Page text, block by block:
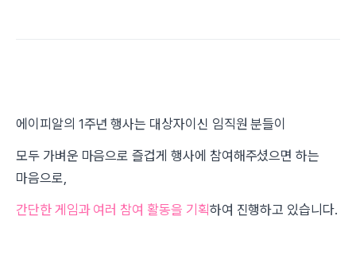
에이피알의 1주년 행사는 대상자이신 임직원 분들이
모두 가벼운 마음으로 즐겁게 행사에 참여해주셨으면 하는
마음으로,
간단한 게임과 여러 참여 활동을 기획하여 진행하고 있습니다.